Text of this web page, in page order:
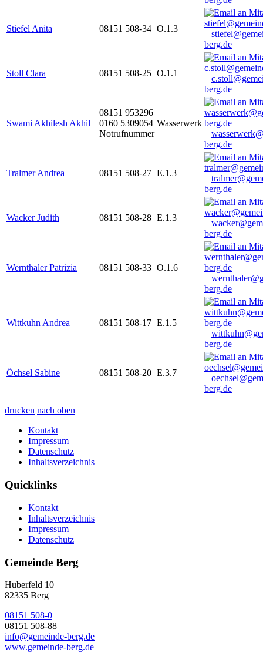
Stiefel Anita 08151 508-34 O.1.3
berg.de
Stoll Clara 08151 508-25 O.1.1
berg.de
Swami Akhilesh Akhil
08151 953296
0160 5309054
Notrufnummer
Wasserwerk
berg.de
Tralmer Andrea 08151 508-27 E.1.3
berg.de
Wacker Judith 08151 508-28 E.1.3
berg.de
Wernthaler Patrizia 08151 508-33 O.1.6
berg.de
Wittkuhn Andrea 08151 508-17 E.1.5
berg.de
Öchsel Sabine 08151 508-20 E.3.7
berg.de
drucken nach oben
Kontakt
Impressum
Datenschutz
Inhaltsverzeichnis
Quicklinks
Kontakt
Inhaltsverzeichnis
Impressum
Datenschutz
Gemeinde Berg
Huberfeld 10
82335 Berg
08151 508-0
08151 508-88
info@gemeinde-berg.de
www.gemeinde-berg.de